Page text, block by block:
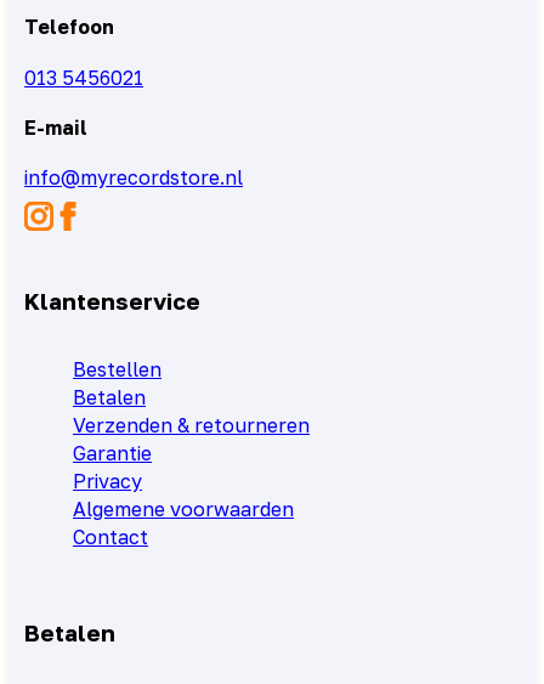
Telefoon
013 5456021
E-mail
info@myrecordstore.nl
Klantenservice
Bestellen
Betalen
Verzenden & retourneren
Garantie
Privacy
Algemene voorwaarden
Contact
Betalen